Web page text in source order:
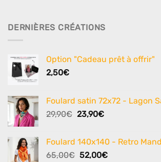
DERNIÈRES CRÉATIONS
Option "Cadeau prêt à offrir"
2,50€
Foulard satin 72x72 - Lagon
29,90€ Le
était :
29,90€.
23,90€Le
est :
23,90€.
Foulard 140x140 - Retro
65,00€ Le
52,00€Le